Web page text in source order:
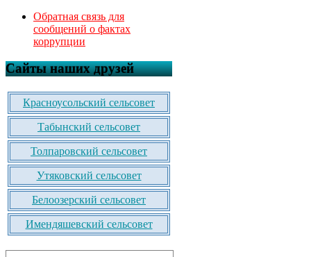
Обратная связь для
сообщений о фактах
коррупции
Сайты наших друзей
Красноусольский сельсовет
Табынский сельсовет
Толпаровский сельсовет
Утяковский сельсовет
Белоозерский сельсовет
Имендяшевский сельсовет